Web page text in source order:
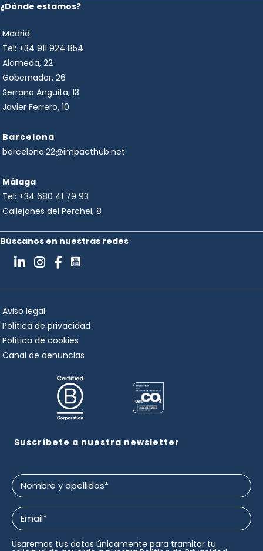
¿Dónde estamos?
Madrid
Tel: +34 911 924 854
Alameda, 22
Gobernador, 26
Serrano Anguita, 13
Javier Ferrero, 10
Barcelona
barcelona.22@impacthub.net
Málaga
Tel: +34 680 41 79 93
Callejones del Perchel, 8
Búscanos en nuestras redes
Aviso legal
Política de privacidad
Política de cookies
Canal de denuncias
Suscríbete a nuestra newsletter
Nombre
y
apellidos
*
Email
*
Usaremos tus datos únicamente para tramitar tu